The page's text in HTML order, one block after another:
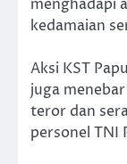
menghadapi
kedamaian
Aksi KST
juga
teror dan
personel TNI